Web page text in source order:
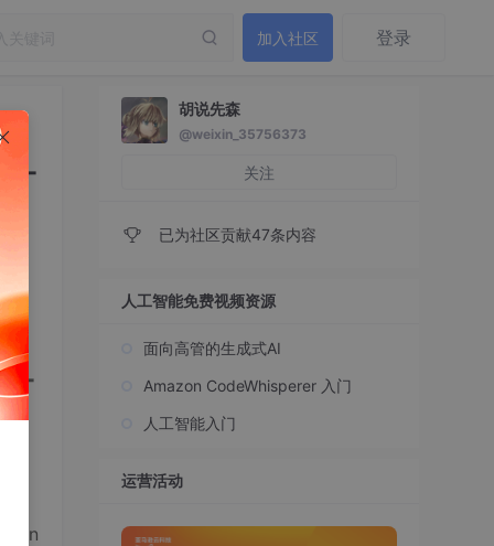
加入社区 登录
胡说先森
@weixin_35756373
关注
已为社区贡献47条内容
人工智能免费视频资源
面向高管的生成式AI
Amazon CodeWhisperer 入门
人工智能入门
运营活动